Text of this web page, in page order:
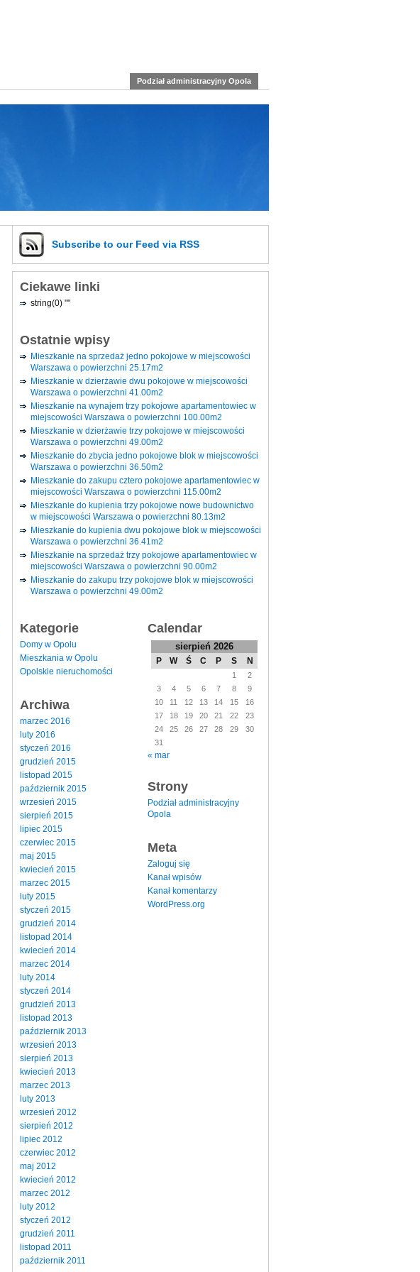
Podział administracyjny Opola
Subscribe to our Feed via RSS
Ciekawe linki
string(0) ""
Ostatnie wpisy
Mieszkanie na sprzedaż jedno pokojowe w miejscowości
Warszawa o powierzchni 25.17m2
Mieszkanie w dzierżawie dwu pokojowe w miejscowości
Warszawa o powierzchni 41.00m2
Mieszkanie na wynajem trzy pokojowe apartamentowiec w
miejscowości Warszawa o powierzchni 100.00m2
Mieszkanie w dzierżawie trzy pokojowe w miejscowości
Warszawa o powierzchni 49.00m2
Mieszkanie do zbycia jedno pokojowe blok w miejscowości
Warszawa o powierzchni 36.50m2
Mieszkanie do zakupu cztero pokojowe apartamentowiec w
miejscowości Warszawa o powierzchni 115.00m2
Mieszkanie do kupienia trzy pokojowe nowe budownictwo
w miejscowości Warszawa o powierzchni 80.13m2
Mieszkanie do kupienia dwu pokojowe blok w miejscowości
Warszawa o powierzchni 36.41m2
Mieszkanie na sprzedaż trzy pokojowe apartamentowiec w
miejscowości Warszawa o powierzchni 90.00m2
Mieszkanie do zakupu trzy pokojowe blok w miejscowości
Warszawa o powierzchni 49.00m2
Kategorie
Domy w Opolu
Mieszkania w Opolu
Opolskie nieruchomości
Archiwa
marzec 2016
luty 2016
styczeń 2016
grudzień 2015
listopad 2015
październik 2015
wrzesień 2015
sierpień 2015
lipiec 2015
czerwiec 2015
maj 2015
kwiecień 2015
marzec 2015
luty 2015
styczeń 2015
grudzień 2014
listopad 2014
kwiecień 2014
marzec 2014
luty 2014
styczeń 2014
grudzień 2013
listopad 2013
październik 2013
wrzesień 2013
sierpień 2013
kwiecień 2013
marzec 2013
luty 2013
wrzesień 2012
sierpień 2012
lipiec 2012
czerwiec 2012
maj 2012
kwiecień 2012
marzec 2012
luty 2012
styczeń 2012
grudzień 2011
listopad 2011
październik 2011
Calendar
sierpień 2026
P W Ś C P S N
1
2
3
4 5 6 7 8
9
10
11 12 13 14 15
16
17
18 19 20 21 22
23
24
25 26 27 28 29
30
31
« mar
Strony
Podział administracyjny
Opola
Meta
Zaloguj się
Kanał wpisów
Kanał komentarzy
WordPress.org